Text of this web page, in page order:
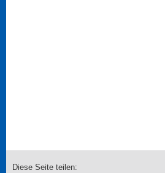
Diese Seite teilen: